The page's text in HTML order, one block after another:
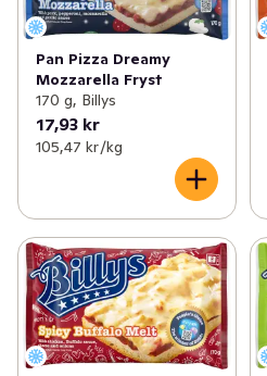
Pan Pizza Dreamy
Mozzarella Fryst
170 g, Billys
17,93 kr
105,47 kr /kg